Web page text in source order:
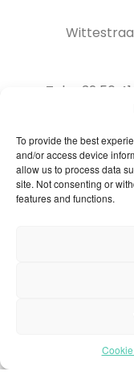
To provide the best
and/or access device
allow us to process data
site. Not consenting or
features and functions.
Tel : +32 56
Nachhaltigkeit